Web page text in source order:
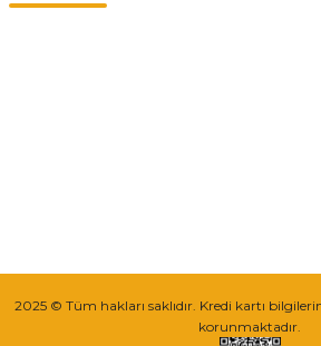
2025 © Tüm hakları saklıdır. Kredi kartı
korunmaktadır.